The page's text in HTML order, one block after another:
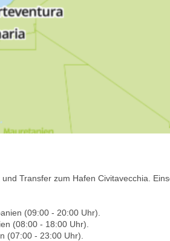
Transfer zum Hafen Civitavecchia.
(09:00 - 20:00 Uhr).
(08:00 - 18:00 Uhr).
(07:00 - 23:00 Uhr).